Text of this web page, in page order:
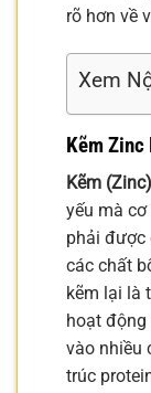
rõ hơn về
Xem
Kẽm Zinc
Kẽm (Zinc)
yếu mà
phải được
các chất
kẽm lại là
hoạt
vào nhiều
trúc